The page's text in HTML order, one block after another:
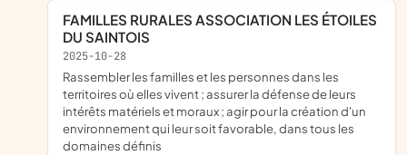
FAMILLES RURALES ASSOCIATION LES ÉTOILES
DU SAINTOIS
2025-10-28
rassembler les familles et les personnes dans les
territoires où elles vivent ; assurer la défense de leurs
intérêts matériels et moraux ; agir pour la création d'un
environnement qui leur soit favorable, dans tous les
domaines définis